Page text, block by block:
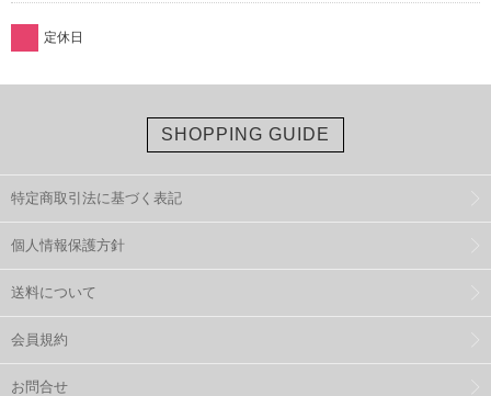
定休日
SHOPPING GUIDE
特定商取引法に基づく表記
個人情報保護方針
送料について
会員規約
お問合せ